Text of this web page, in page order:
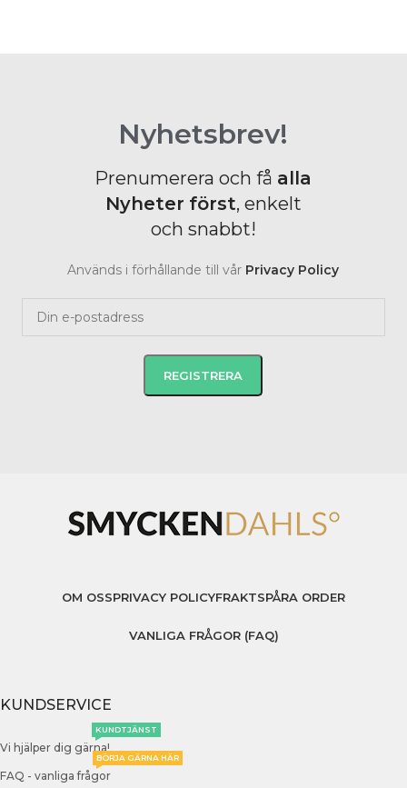
Nyhetsbrev!
Prenumerera och få alla
Nyheter först, enkelt
och snabbt!
Används i förhållande till vår Privacy Policy
OM OSSPRIVACY POLICYFRAKTSPÅRA ORDER
VANLIGA FRÅGOR (FAQ)
KUNDSERVICE
Vi hjälper dig gärna!
KUNDTJÄNST
FAQ - vanliga frågor
BÖRJA GÄRNA HÄR